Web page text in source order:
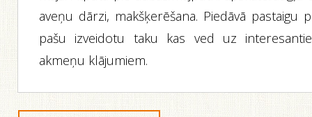
aveņu dārzi, makšķerēšana. Piedāvā pastaigu
pašu izveidotu taku kas ved uz
akmeņu klājumiem.